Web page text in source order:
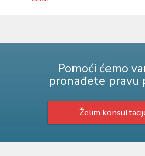
Pomoći ćemo
pronađete pravu
Želim